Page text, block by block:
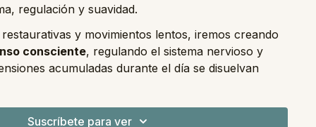
regulación y suavidad.
y movimientos lentos, iremos creando
consciente, regulando el sistema nervioso y
acumuladas durante el día se disuelvan
de esta práctica es acompañarte a bajar el
Suscríbete para ver